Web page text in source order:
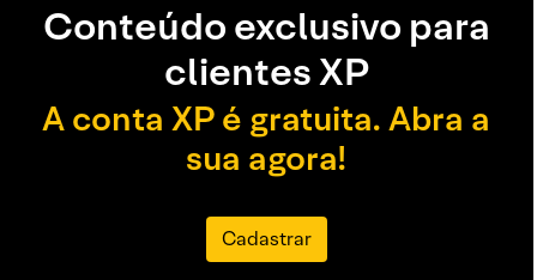
Conteúdo exclusivo para
clientes XP
A conta XP é gratuita. Abra a
sua agora!
Cadastrar